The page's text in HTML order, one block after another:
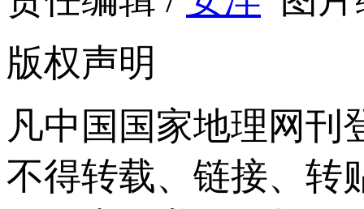
版权声明
凡中国国家地理网刊
不得转载、链接、转